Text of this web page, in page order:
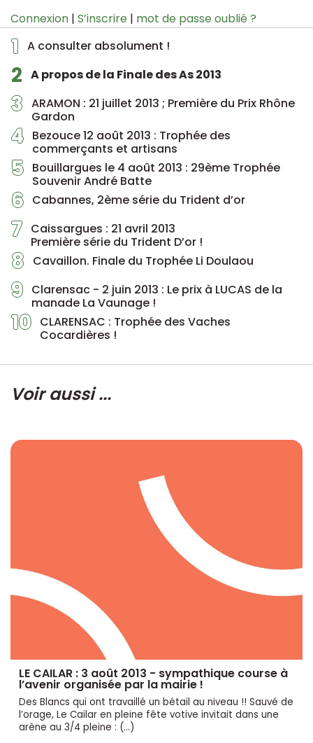
1 A consulter absolument !
2 A propos de la Finale des As 2013
3 ARAMON : 21 juillet 2013 ; Première du Prix Rhône
Gardon
4 Bezouce 12 août 2013 : Trophée des
commerçants et artisans
5 Bouillargues le 4 août 2013 : 29ème Trophée
Souvenir André Batte
6 Cabannes, 2ème série du Trident d’or
7 Caissargues : 21 avril 2013
Première série du Trident D’or !
8 Cavaillon. Finale du Trophée Li Doulaou
9 Clarensac - 2 juin 2013 : Le prix à LUCAS de la
manade La Vaunage !
10 CLARENSAC : Trophée des Vaches
Cocardières !
Connexion | S’inscrire | mot de passe oublié ?
Voir aussi ...
LE CAILAR : 3 août 2013 - sympathique course à
l’avenir organisée par la mairie !
Des Blancs qui ont travaillé un bétail au niveau !! Sauvé de
l’orage, Le Cailar en pleine fête votive invitait dans une
arène au 3/4 pleine : (…)